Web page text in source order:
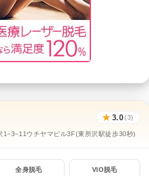
★ 3.0(3)
1−3−11ウチヤマビル3F(東所沢駅徒歩30秒)
全身脱毛 VIO脱毛